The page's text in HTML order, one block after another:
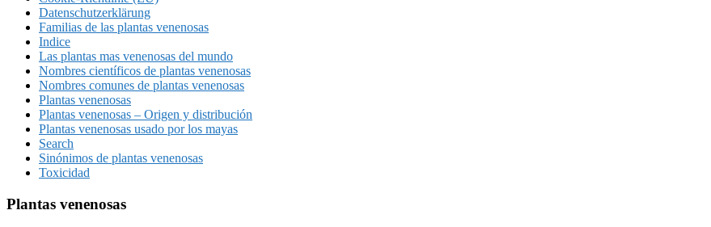
Datenschutzerklärung
Familias de las plantas venenosas
Indice
Las plantas mas venenosas del mundo
Nombres científicos de plantas venenosas
Nombres comunes de plantas venenosas
Plantas venenosas
Plantas venenosas – Origen y distribución
Plantas venenosas usado por los mayas
Search
Sinónimos de plantas venenosas
Toxicidad
Plantas venenosas